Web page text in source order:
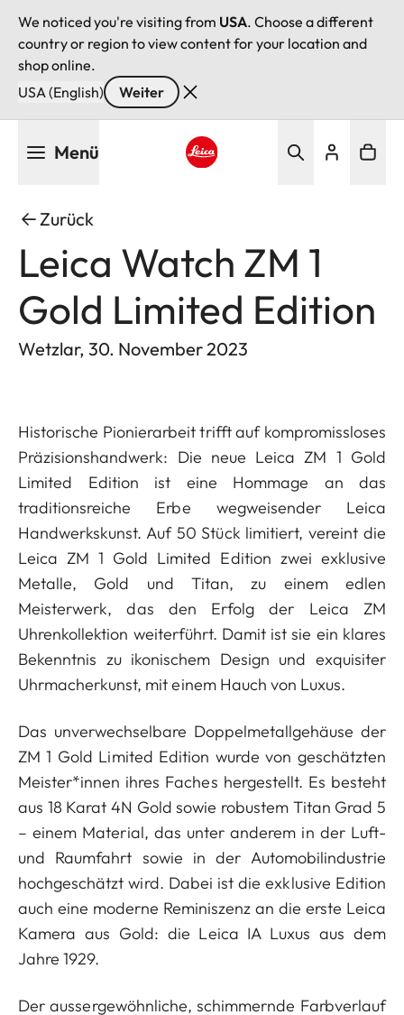
We noticed you're visiting from USA. Choose a different
country or region to view content for your location and
shop online.
USA (English)
Weiter
Menü
Zurück
Leica Watch ZM 1
Gold Limited Edition
Wetzlar, 30. November 2023
Historische Pionierarbeit trifft auf kompromissloses
Präzisionshandwerk: Die neue Leica ZM 1 Gold
Limited Edition ist eine Hommage an das
traditionsreiche Erbe wegweisender Leica
Handwerkskunst. Auf 50 Stück limitiert, vereint die
Leica ZM 1 Gold Limited Edition zwei exklusive
Metalle, Gold und Titan, zu einem edlen
Meisterwerk, das den Erfolg der Leica ZM
Uhrenkollektion weiterführt. Damit ist sie ein klares
Bekenntnis zu ikonischem Design und exquisiter
Uhrmacherkunst, mit einem Hauch von Luxus.
Das unverwechselbare Doppelmetallgehäuse der
ZM 1 Gold Limited Edition wurde von geschätzten
Meister*innen ihres Faches hergestellt. Es besteht
aus 18 Karat 4N Gold sowie robustem Titan Grad 5
– einem Material, das unter anderem in der Luft-
und Raumfahrt sowie in der Automobilindustrie
hochgeschätzt wird. Dabei ist die exklusive Edition
auch eine moderne Reminiszenz an die erste Leica
Kamera aus Gold: die Leica IA Luxus aus dem
Jahre 1929.
Der aussergewöhnliche, schimmernde Farbverlauf